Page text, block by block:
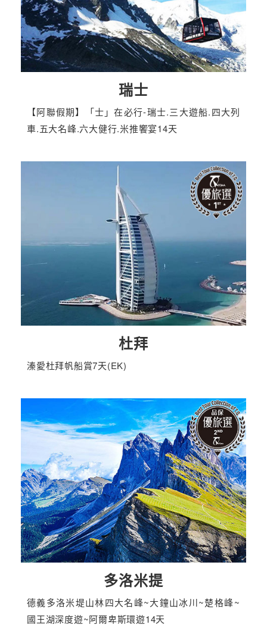
瑞士
【阿聯假期】「士」在必行-瑞士.三大遊船.四大列
車.五大名峰.六大健行.米推饗宴14天
杜拜
溱愛杜拜帆船賞7天(EK)
多洛米提
德義多洛米堤山林四大名峰~大鐘山冰川~楚格峰~
國王湖深度遊~阿爾卑斯環遊14天